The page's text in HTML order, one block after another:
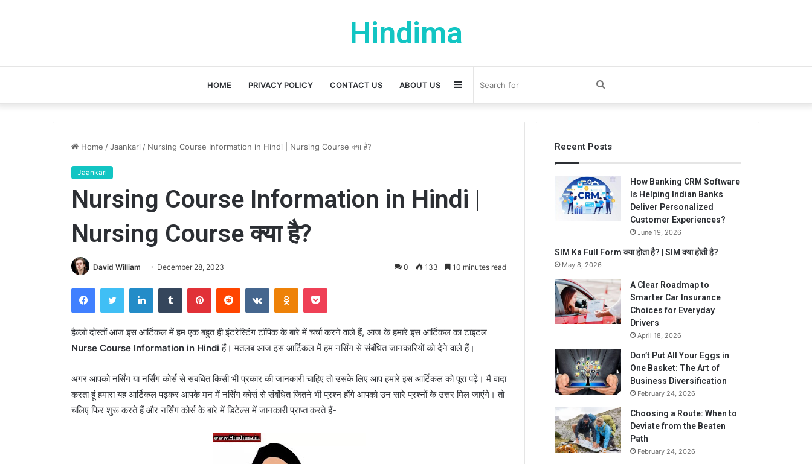
Hindima
HOME PRIVACY POLICY CONTACT US ABOUT US
for
Sidebar
Home /Jaankari / Nursing Course Information in Hindi | Nursing Course क्या है?
Jaankari
Nursing Course Information in Hindi |
Nursing Course क्या है?
David William December 28, 2023 0 133 10 minutes read
FacebookTwitter LinkedInTumblr PinterestReddit VKontakteOdnoklassniki
Pocket
हैल्लो दोस्तों आज इस आर्टिकल में हम एक बहुत ही इंटरेस्टिंग टॉपिक के बारे में चर्चा करने वाले हैं, आज के हमारे इस आर्टिकल का टाइटल
Nurse Course Information in Hindi हैं। मतलब आज इस आर्टिकल में हम नर्सिंग से संबंधित जानकारियों को देने वाले हैं।
अगर आपको नर्सिंग या नर्सिंग कोर्स से संबंधित किसी भी प्रकार की जानकारी चाहिए तो उसके लिए आप हमारे इस आर्टिकल को पूरा पढ़ें। मैं वादा
करता हूं हमारा यह आर्टिकल पढ़कर आपके मन में नर्सिंग कोर्स से संबंधित जितने भी प्रश्न होंगे आपको उन सारे प्रश्नों के उत्तर मिल जाएंगे। तो
चलिए फिर शुरू करते हैं और नर्सिंग कोर्स के बारे में डिटेल्स में जानकारी प्राप्त करते हैं-
Recent Posts
How Banking CRM Software
Is Helping Indian Banks
Deliver Personalized
Customer Experiences?
June 19, 2026
SIM Ka Full Form क्या होता है? | SIM क्या होती है?
May 8, 2026
A Clear Roadmap to
Smarter Car Insurance
Choices for Everyday
Drivers
April 18, 2026
Don’t Put All Your Eggs in
One Basket: The Art of
Business Diversification
February 24, 2026
Choosing a Route: When to
Deviate from the Beaten
Path
February 24, 2026